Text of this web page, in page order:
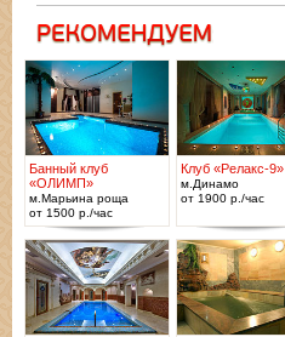
Банный клуб
«ОЛИМП»
м.Марьина роща
от 1500 р./час
Клуб «Релакс-9»
м.Динамо
от 1900 р./час